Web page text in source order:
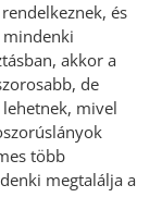
és
mindenki
akkor a
de
mivel
több
megtalálja a